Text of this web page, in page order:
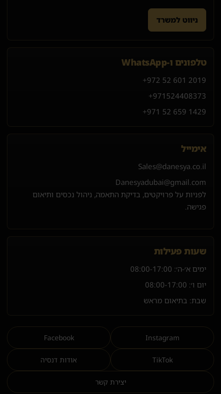
ניווט למשרד
טלפונים ו-WhatsApp
+972 52 601 2019
+971 524408373
+971 52 659 1429
אימייל
Sales@danesya.co.il
Danesyadubai@gmail.com
לפניות על פרויקטים, בדיקת התאמה, ניהול נכסים ותיאום
פגישה.
שעות פעילות
ימים א׳-ה׳: 08:00-17:00
יום ו׳: 08:00-17:00
שבת: בתיאום מראש
Instagram
Facebook
TikTok אודות דנסיה
יצירת קשר